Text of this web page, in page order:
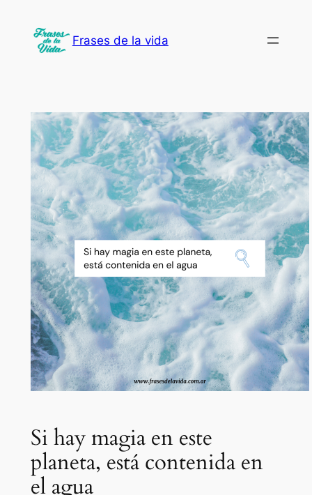
contenido
Frases de la vida
Si hay magia en este
planeta, está contenida en
el agua